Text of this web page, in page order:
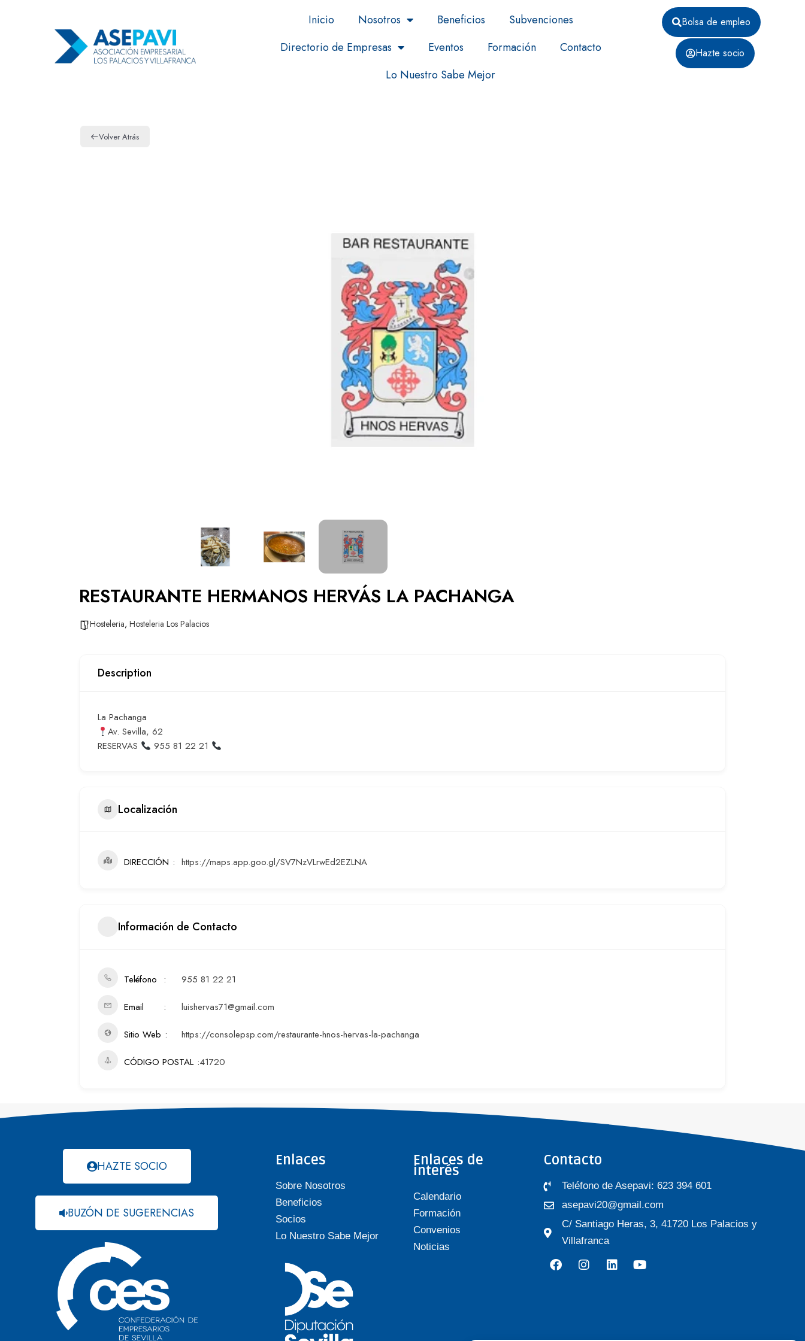
Inicio Nosotros Beneficios
Subvenciones
Directorio de Empresas
Eventos Formación
Contacto
Lo Nuestro Sabe Mejor
Bolsa de empleo
Hazte socio
Volver Atrás
RESTAURANTE HERMANOS HERVÁS LA PACHANGA
Hosteleria, Hosteleria Los Palacios
Description
La Pachanga
Av. Sevilla, 62
RESERVAS
955 81 22 21
Localización
DIRECCIÓN https://maps.app.goo.gl/SV7NzVLrwEd2EZLNA
Información de Contacto
Teléfono 955 81 22 21
Email luishervas71@gmail.com
Sitio Web https://consolepsp.com/restaurante-hnos-hervas-la-pachanga
CÓDIGO POSTAL 41720
HAZTE SOCIO
BUZÓN DE SUGERENCIAS
Enlaces
Sobre Nosotros
Beneficios
Socios
Lo Nuestro Sabe Mejor
Enlaces de
interés
Calendario
Formación
Convenios
Noticias
Contacto
Teléfono de Asepavi: 623 394 601
asepavi20@gmail.com
C/ Santiago Heras, 3, 41720 Los Palacios y
Villafranca